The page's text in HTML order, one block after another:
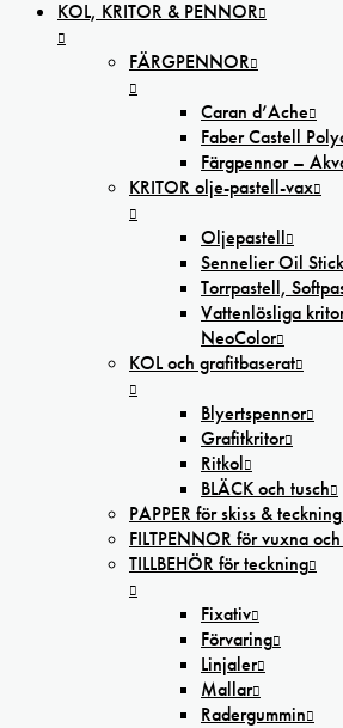
KOL, KRITOR & PENNOR
FÄRGPENNOR
Caran d’Ache
Faber Castell
Färgpennor –
KRITOR olje-pastell-vax
Oljepastell
Sennelier Oil Stick
Torrpastell,
Vattenlösliga
NeoColor
KOL och grafitbaserat
Blyertspennor
Grafitkritor
Ritkol
BLÄCK och tusch
PAPPER för skiss & teckning
FILTPENNOR för vuxna
TILLBEHÖR för teckning
Fixativ
Förvaring
Linjaler
Mallar
Radergummin